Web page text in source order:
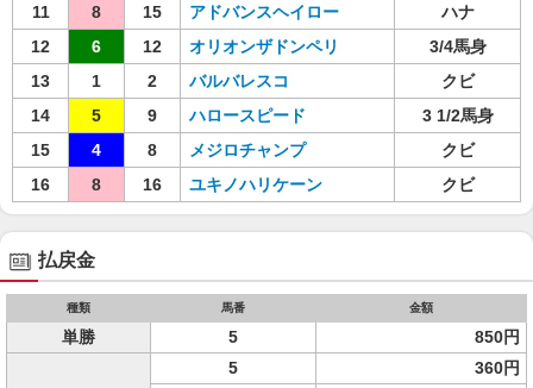
11
8 15 アドバンスヘイロー
ハナ
12
6 12 オリオンザドンペリ
3/4馬身
13
1 2 バルバレスコ
クビ
14
5 9 ハロースピード
3 1/2馬身
15
4 8 メジロチャンプ
クビ
16
8 16 ユキノハリケーン クビ
払戻金
種類 馬番 金額
単勝 5 850円
5
360円